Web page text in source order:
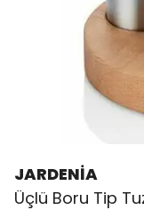
JARDENİA
Üçlü Boru Tip